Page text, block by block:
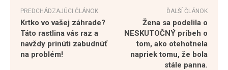
PREDCHÁDZAJÚCI ČLÁNOK
Krtko vo vašej záhrade?
Táto rastlina vás raz a
navždy prinúti zabudnúť
na problém!
ĎALŠÍ ČLÁNOK
Žena sa podelila o
NESKUTOČNÝ príbeh o
tom, ako otehotnela
napriek tomu, že bola
stále panna.